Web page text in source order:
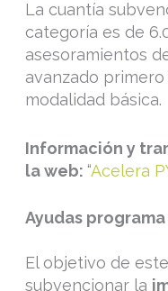
La cuantía
categoría es de
asesoramientos
avanzado
modalidad básica.
Información y
la web: “Acelera
Ayudas
El objetivo de
subvencionar la